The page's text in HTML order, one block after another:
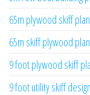
65m plywood skiff
65m skiff plywood
9 foot plywood skiff
9 foot utility skiff design